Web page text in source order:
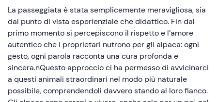
La passeggiata è stata semplicemente meravigliosa, sia
dal punto di vista esperienziale che didattico. Fin dal
primo momento si percepiscono il rispetto e l’amore
autentico che i proprietari nutrono per gli alpaca: ogni
gesto, ogni parola racconta una cura profonda e
sincera.nQuesto approccio ci ha permesso di avvicinarci
a questi animali straordinari nel modo più naturale
possibile, comprendendoli davvero stando al loro fianco.